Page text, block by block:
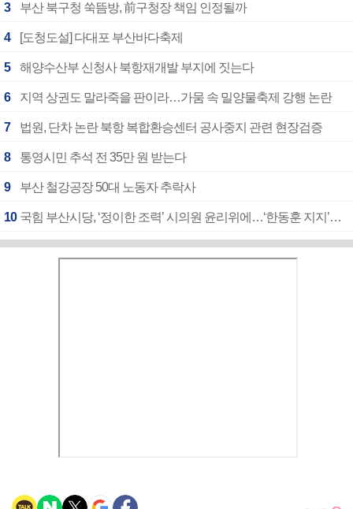
3 부산 북구청 쑥뜸방, 前구청장 책임 인정될까
4 [도청도설] 다대포 부산바다축제
5 해양수산부 신청사 북항재개발 부지에 짓는다
6 지역 상권도 말라죽을 판이라…가뭄 속 밀양물축제 강행 논란
7 법원, 단차 논란 북항 복합환승센터 공사중지 관련 현장검증
8 통영시민 추석 전 35만 원 받는다
9 부산 철강공장 50대 노동자 추락사
10 국힘 부산시당, ‘정이한 조력’ 시의원 윤리위에…‘한동훈 지지’도 신고접수